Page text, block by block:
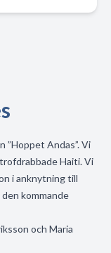
”Hoppet Andas”. Vi
Haiti. Vi
i anknytning till
kommande
och Maria